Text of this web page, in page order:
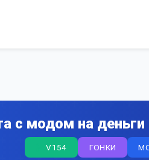
с модом на деньги
ГОНКИ
V154